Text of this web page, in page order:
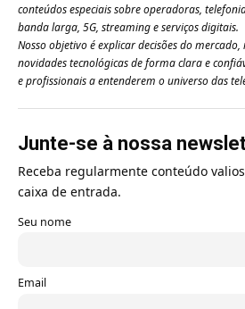
conteúdos especiais sobre operadoras,
banda larga, 5G, streaming e serviços digitais.
Nosso objetivo é explicar decisões do
novidades tecnológicas de forma clara e
e profissionais a entenderem o universo das
Junte-se à nossa
Receba regularmente conteúdo
caixa de entrada.
Seu nome
Email